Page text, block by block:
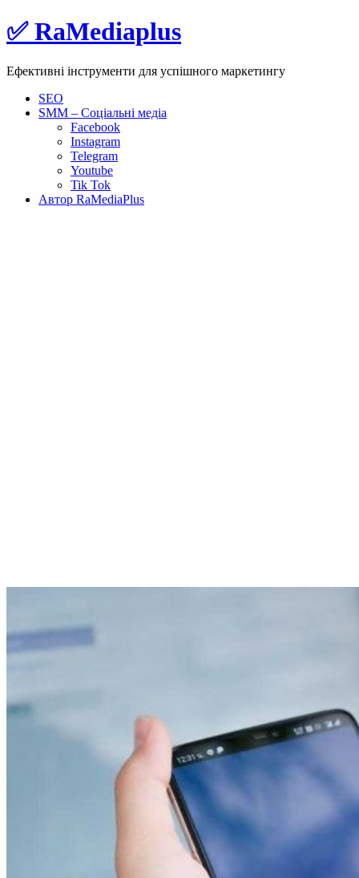
Skip
to
✅ RaMediaplus
Ефективні інструменти для успішного маркетингу
SEO
SMM – Соціальні медіа
Facebook
Instagram
Telegram
Youtube
Tik Tok
Автор RaMediaPlus